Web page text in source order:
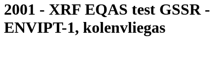
2001 - XRF EQAS test GSSR -
ENVIPT-1, kolenvliegas